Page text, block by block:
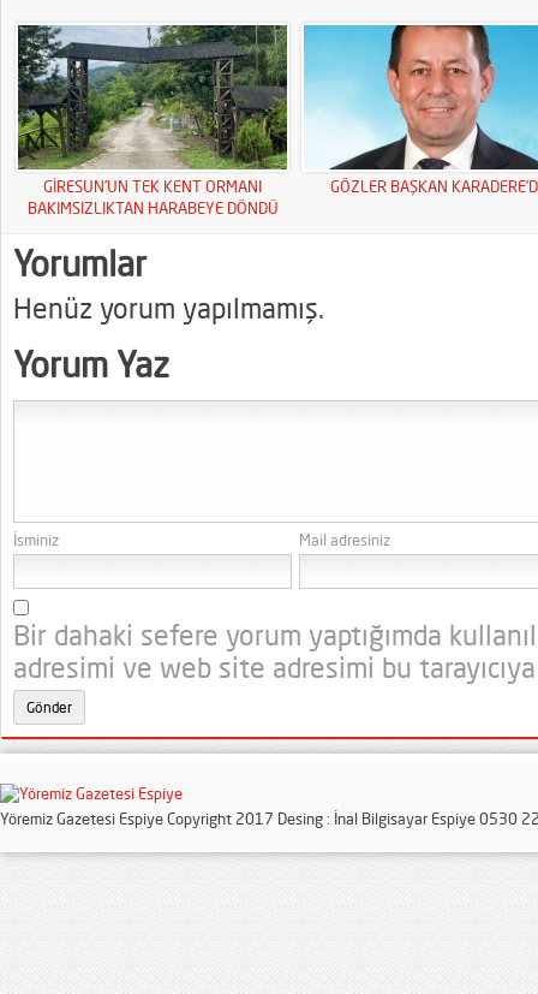
GİRESUN’UN TEK KENT ORMANI
BAKIMSIZLIKTAN HARABEYE DÖNDÜ
GÖZLER BAŞKAN
Yorumlar
Henüz yorum yapılmamış.
Yorum Yaz
İsminiz Mail adresiniz
Bir dahaki sefere yorum yaptığımda
adresimi ve web site adresimi bu
Yöremiz Gazetesi Espiye Copyright 2017 Desing : İnal Bilgisayar Espiye 0530